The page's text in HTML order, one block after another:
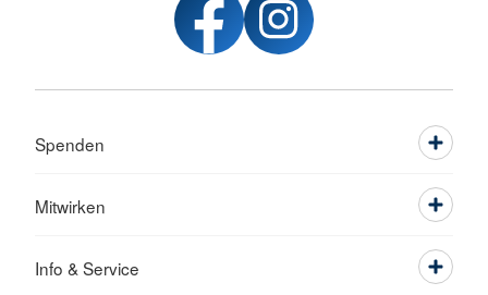
Spenden
Mitwirken
Info & Service